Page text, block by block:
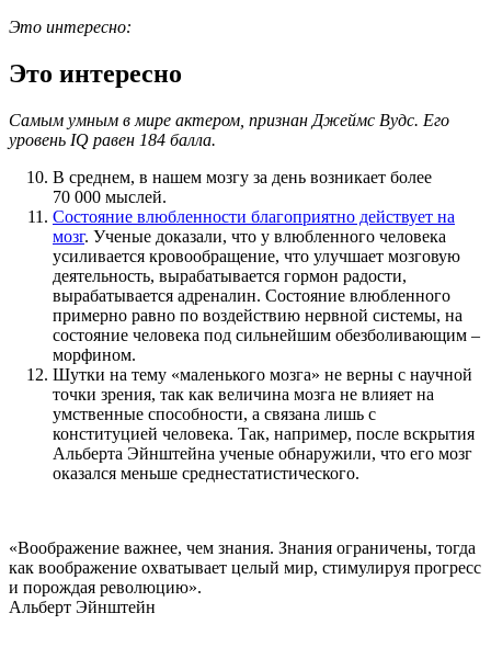
Это интересно:
Это интересно
Самым умным в мире актером, признан Джеймс Вудс. Его
уровень IQ равен 184 балла.
В среднем, в нашем мозгу за день возникает более
70 000 мыслей.
Состояние влюбленности благоприятно действует на
мозг. Ученые доказали, что у влюбленного человека
усиливается кровообращение, что улучшает мозговую
деятельность, вырабатывается гормон радости,
вырабатывается адреналин. Состояние влюбленного
примерно равно по воздействию нервной системы, на
состояние человека под сильнейшим обезболивающим –
морфином.
Шутки на тему «маленького мозга» не верны с научной
точки зрения, так как величина мозга не влияет на
умственные способности, а связана лишь с
конституцией человека. Так, например, после вскрытия
Альберта Эйнштейна ученые обнаружили, что его мозг
оказался меньше среднестатистического.
«Воображение важнее, чем знания. Знания ограничены, тогда
как воображение охватывает целый мир, стимулируя прогресс
и порождая революцию».
Альберт Эйнштейн